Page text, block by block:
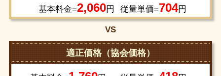
基本料金=2,060円 従量単価=704円
VS
適正価格（協会価格）